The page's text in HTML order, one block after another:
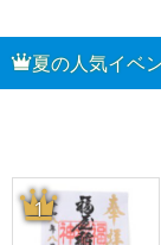
夏の人気イベ
1